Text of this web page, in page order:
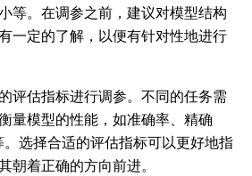
等。在调参之前，建议对模型结构
一定的了解，以便有针对性地进行
评估指标进行调参。不同的任务需
量模型的性能，如准确率、精确
选择合适的评估指标可以更好地指
朝着正确的方向前进。